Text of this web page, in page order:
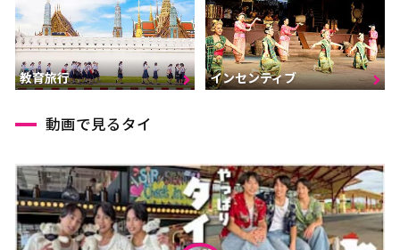
教育旅行 インセンティブ
動画で見るタイ